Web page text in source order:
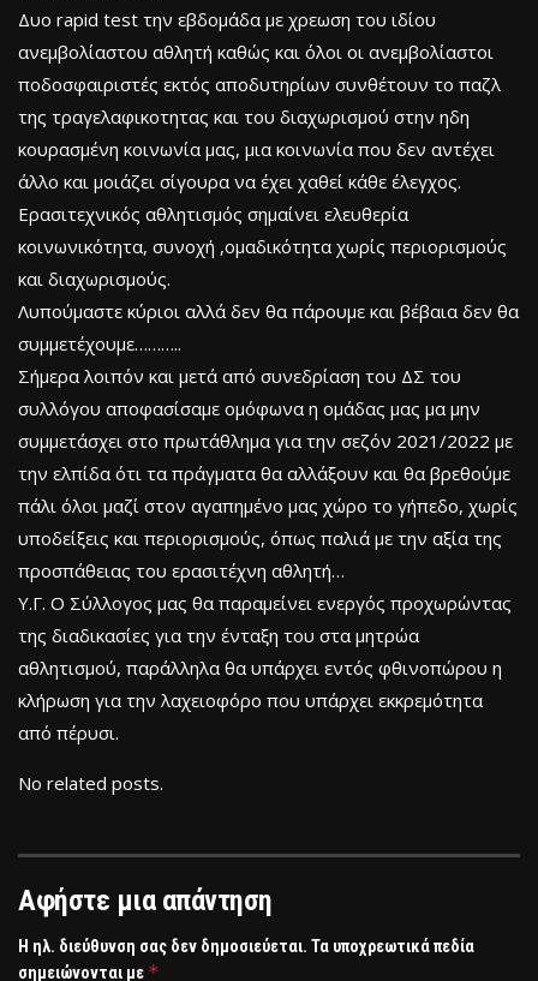
Δυο rapid test την εβδομάδα με χρεωση του ιδίου
ανεμβολίαστου αθλητή καθώς και όλοι οι ανεμβολίαστοι
ποδοσφαιριστές εκτός αποδυτηρίων συνθέτουν το παζλ
της τραγελαφικοτητας και του διαχωρισμού στην ηδη
κουρασμένη κοινωνία μας, μια κοινωνία που δεν αντέχει
άλλο και μοιάζει σίγουρα να έχει χαθεί κάθε έλεγχος.
Ερασιτεχνικός αθλητισμός σημαίνει ελευθερία
κοινωνικότητα, συνοχή ,ομαδικότητα χωρίς περιορισμούς
και διαχωρισμούς.
Λυπούμαστε κύριοι αλλά δεν θα πάρουμε και βέβαια δεν θα
συμμετέχουμε………..
Σήμερα λοιπόν και μετά από συνεδρίαση του ΔΣ του
συλλόγου αποφασίσαμε ομόφωνα η ομάδας μας μα μην
συμμετάσχει στο πρωτάθλημα για την σεζόν 2021/2022 με
την ελπίδα ότι τα πράγματα θα αλλάξουν και θα βρεθούμε
πάλι όλοι μαζί στον αγαπημένο μας χώρο το γήπεδο, χωρίς
υποδείξεις και περιορισμούς, όπως παλιά με την αξία της
προσπάθειας του ερασιτέχνη αθλητή…
Υ.Γ. Ο Σύλλογος μας θα παραμείνει ενεργός προχωρώντας
της διαδικασίες για την ένταξη του στα μητρώα
αθλητισμού, παράλληλα θα υπάρχει εντός φθινοπώρου η
κλήρωση για την λαχειοφόρο που υπάρχει εκκρεμότητα
από πέρυσι.
No related posts.
Αφήστε μια απάντηση
Η ηλ. διεύθυνση σας δεν δημοσιεύεται. Τα υποχρεωτικά πεδία
σημειώνονται με *